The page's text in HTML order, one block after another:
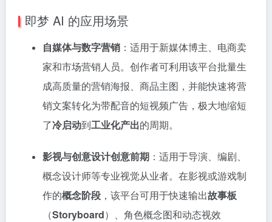
即梦 AI 的应用场景
自媒体与数字营销 ：适用于新媒体博主、电商卖
家和市场营销人员。创作者可利用该平台批量生
成高质量的营销海报、商品主图，并能快速将营
销文案转化为带配音的短视频广告，极大地缩短
了冷启动到工业化产出的周期。
影视与创意设计创意前期 ：适用于导演、编剧、
概念设计师等专业视觉从业者。在影视或游戏制
作的概念阶段 ，该平台可用于快速输出故事板
（Storyboard）、角色概念图和动态视效